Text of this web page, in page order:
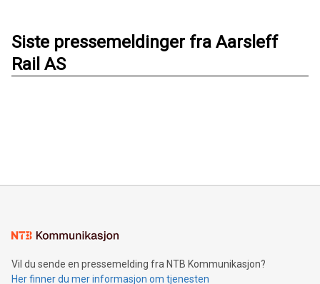
Siste pressemeldinger fra Aarsleff
Rail AS
Vil du sende en pressemelding fra NTB Kommunikasjon?
Her finner du mer informasjon om tjenesten